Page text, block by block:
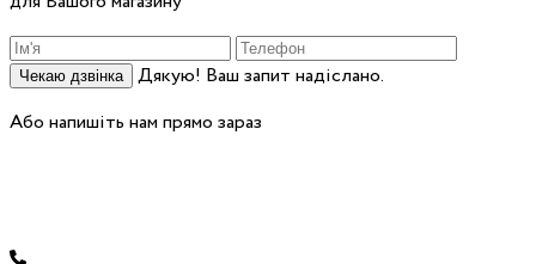
Чекаю дзвінка
Дякую! Ваш запит надіслано.
Або напишіть нам прямо зараз